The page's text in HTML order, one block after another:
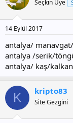
Seçkin Üye
14 Eylül 2017
antalya/
antalya /serik/
antalya/ kaş/
K kripto83
Site Gezgini